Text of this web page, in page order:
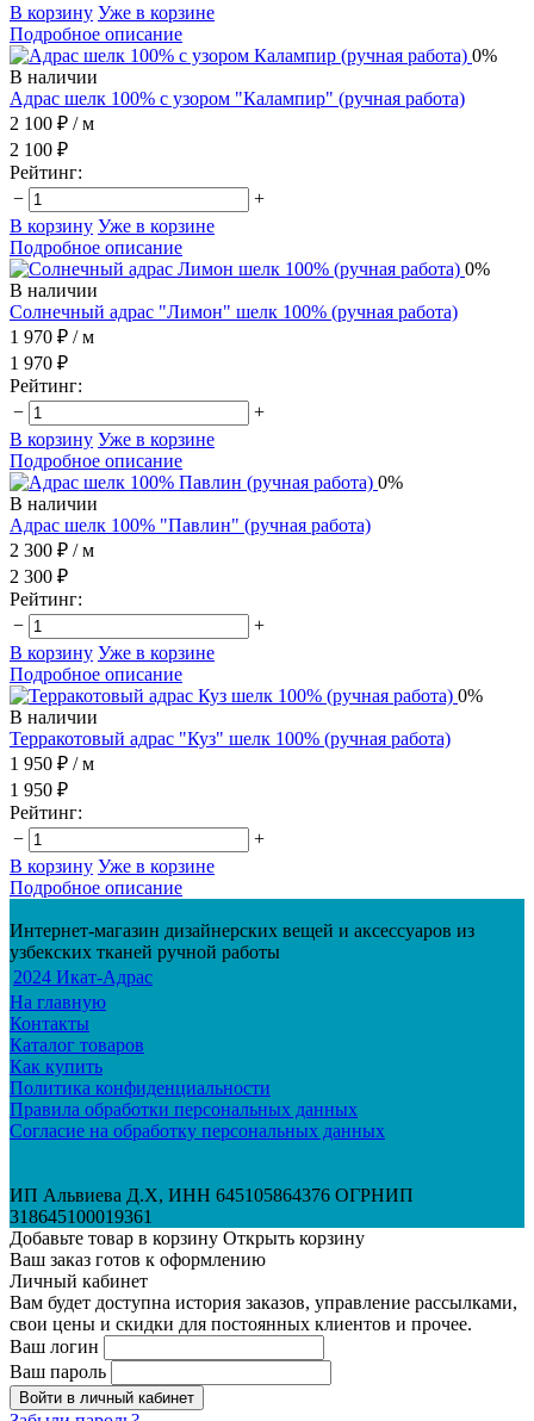
В корзину Уже в корзине
Подробное описание
0%
В наличии
Адрас шелк 100% с узором "Калампир" (ручная работа)
2 100 ₽ / м
2 100 ₽
Рейтинг:
−
+
В корзину Уже в корзине
Подробное описание
0%
В наличии
Солнечный адрас "Лимон" шелк 100% (ручная работа)
1 970 ₽ / м
1 970 ₽
Рейтинг:
−
+
В корзину Уже в корзине
Подробное описание
0%
В наличии
Адрас шелк 100% "Павлин" (ручная работа)
2 300 ₽ / м
2 300 ₽
Рейтинг:
−
+
В корзину Уже в корзине
Подробное описание
0%
В наличии
Терракотовый адрас "Куз" шелк 100% (ручная работа)
1 950 ₽ / м
1 950 ₽
Рейтинг:
−
+
В корзину Уже в корзине
Подробное описание
Интернет-магазин дизайнерских вещей и аксессуаров из
узбекских тканей ручной работы
2024 Икат-Адрас
На главную
Контакты
Каталог товаров
Как купить
Политика конфиденциальности
Правила обработки персональных данных
Согласие на обработку персональных данных
ИП Альвиева Д.Х, ИНН 645105864376 ОГРНИП
318645100019361
Добавьте товар в корзину Открыть корзину
Ваш заказ готов к оформлению
Личный кабинет
Вам будет доступна история заказов, управление рассылками,
свои цены и скидки для постоянных клиентов и прочее.
Ваш логин
Ваш пароль
Войти в личный кабинет